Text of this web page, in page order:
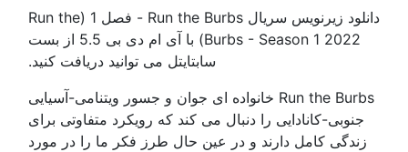
دانلود زیرنویس سریال Run the Burbs - فصل 1 (Run the
Burbs - Season 1 2022) با آی ام دی بی 5.5 از بست
سابتایتل می توانید دریافت کنید.
Run the Burbs خانواده ای جوان و جسور ویتنامی-آسیایی
جنوبی-کانادایی را دنبال می کند که رویکرد متفاوتی برای
زندگی کامل دارند و در عین حال طرز فکر ما را در مورد